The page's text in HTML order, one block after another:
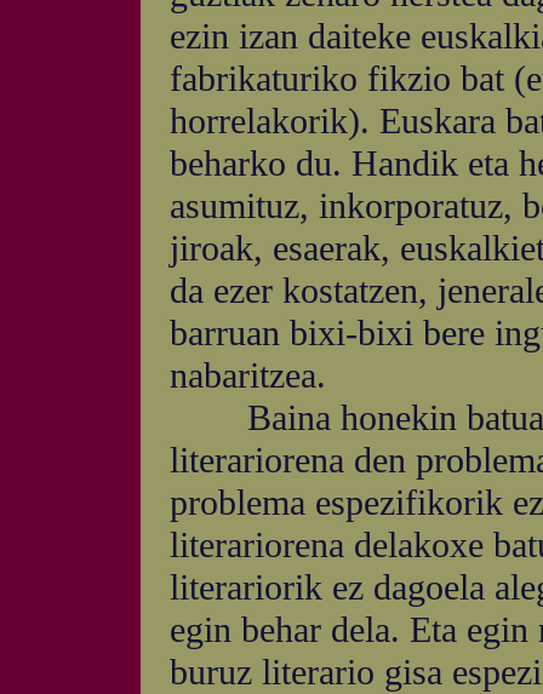
ezin izan daiteke
fabrikaturiko fikzio bat
horrelakorik). Euskara
beharko du. Handik eta
asumituz, inkorporatuz,
jiroak, esaerak,
da ezer kostatzen,
barruan bixi-bixi bere
nabaritzea.
Baina honekin
literariorena den
problema espezifikorik
literariorena delakoxe
literariorik ez dagoela
egin behar dela. Eta
buruz literario gisa